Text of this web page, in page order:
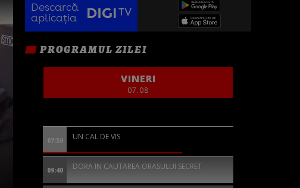
Descarcă
aplicația
PROGRAMUL ZILEI
VINERI
07.08
07:50 UN CAL DE VIS
09:40 DORA IN CAUTAREA ORASULUI SECRET